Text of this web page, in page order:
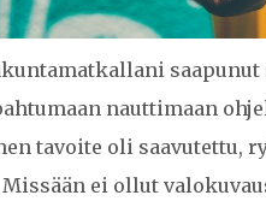
nauttimaan
tavoite oli saavutettu,
ei ollut